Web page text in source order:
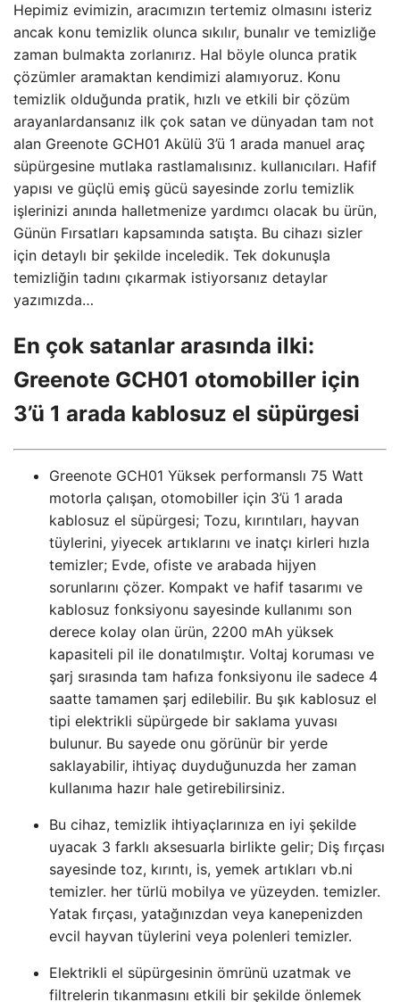
Hepimiz evimizin, aracımızın tertemiz olmasını isteriz
ancak konu temizlik olunca sıkılır, bunalır ve temizliğe
zaman bulmakta zorlanırız. Hal böyle olunca pratik
çözümler aramaktan kendimizi alamıyoruz. Konu
temizlik olduğunda pratik, hızlı ve etkili bir çözüm
arayanlardansanız ilk çok satan ve dünyadan tam not
alan Greenote GCH01 Akülü 3’ü 1 arada manuel araç
süpürgesine mutlaka rastlamalısınız. kullanıcıları. Hafif
yapısı ve güçlü emiş gücü sayesinde zorlu temizlik
işlerinizi anında halletmenize yardımcı olacak bu ürün,
Günün Fırsatları kapsamında satışta. Bu cihazı sizler
için detaylı bir şekilde inceledik. Tek dokunuşla
temizliğin tadını çıkarmak istiyorsanız detaylar
yazımızda…
En çok satanlar arasında ilki:
Greenote GCH01 otomobiller için
3’ü 1 arada kablosuz el süpürgesi
Greenote GCH01 Yüksek performanslı 75 Watt
motorla çalışan, otomobiller için 3’ü 1 arada
kablosuz el süpürgesi; Tozu, kırıntıları, hayvan
tüylerini, yiyecek artıklarını ve inatçı kirleri hızla
temizler; Evde, ofiste ve arabada hijyen
sorunlarını çözer. Kompakt ve hafif tasarımı ve
kablosuz fonksiyonu sayesinde kullanımı son
derece kolay olan ürün, 2200 mAh yüksek
kapasiteli pil ile donatılmıştır. Voltaj koruması ve
şarj sırasında tam hafıza fonksiyonu ile sadece 4
saatte tamamen şarj edilebilir. Bu şık kablosuz el
tipi elektrikli süpürgede bir saklama yuvası
bulunur. Bu sayede onu görünür bir yerde
saklayabilir, ihtiyaç duyduğunuzda her zaman
kullanıma hazır hale getirebilirsiniz.
Bu cihaz, temizlik ihtiyaçlarınıza en iyi şekilde
uyacak 3 farklı aksesuarla birlikte gelir; Diş fırçası
sayesinde toz, kırıntı, is, yemek artıkları vb.ni
temizler. her türlü mobilya ve yüzeyden. temizler.
Yatak fırçası, yatağınızdan veya kanepenizden
evcil hayvan tüylerini veya polenleri temizler.
Elektrikli el süpürgesinin ömrünü uzatmak ve
filtrelerin tıkanmasını etkili bir şekilde önlemek